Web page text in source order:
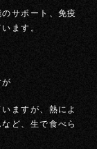
サポート、免疫
ます。
ますが、熱によ
ど、生で食べら